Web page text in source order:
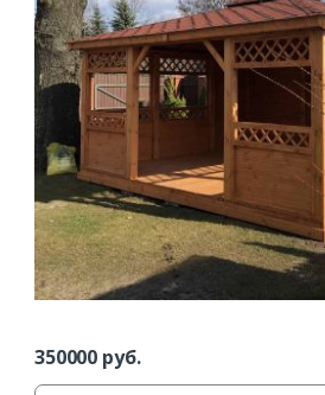
350000 руб.